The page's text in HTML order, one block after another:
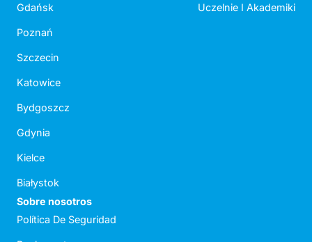
Gdańsk
Poznań
Szczecin
Katowice
Bydgoszcz
Gdynia
Kielce
Białystok
Uczelnie I Akademiki
Sobre nosotros
Política De Seguridad